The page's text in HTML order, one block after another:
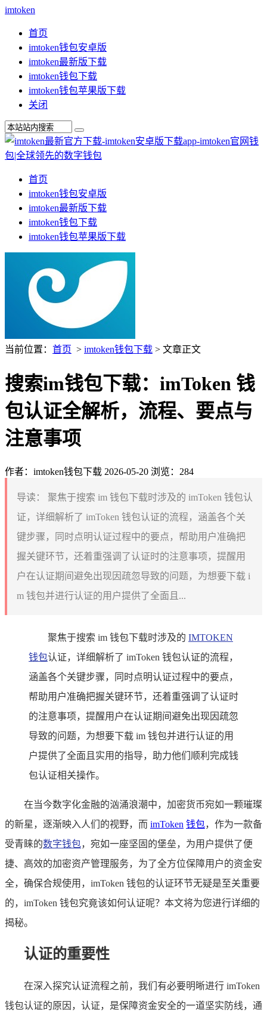
imtoken
首页
imtoken钱包安卓版
imtoken最新版下载
imtoken钱包下载
imtoken钱包苹果版下载
关闭
首页
imtoken钱包安卓版
imtoken最新版下载
imtoken钱包下载
imtoken钱包苹果版下载
当前位置： 首页 > imtoken钱包下载 > 文章正文
搜索im钱包下载：imToken 钱
包认证全解析，流程、要点与
注意事项
作者：imtoken钱包下载 2026-05-20 浏览：284
导读：
聚焦于搜索 im 钱包下载时涉及的 imToken 钱包认
证，详细解析了 imToken 钱包认证的流程，涵盖各个关
键步骤，同时点明认证过程中的要点，帮助用户准确把
握关键环节，还着重强调了认证时的注意事项，提醒用
户在认证期间避免出现因疏忽导致的问题，为想要下载 i
m 钱包并进行认证的用户提供了全面且...
聚焦于搜索 im 钱包下载时涉及的 IMTOKEN
钱包认证，详细解析了 imToken 钱包认证的流程，
涵盖各个关键步骤，同时点明认证过程中的要点，
帮助用户准确把握关键环节，还着重强调了认证时
的注意事项，提醒用户在认证期间避免出现因疏忽
导致的问题，为想要下载 im 钱包并进行认证的用
户提供了全面且实用的指导，助力他们顺利完成钱
包认证相关操作。
在当今数字化金融的汹涌浪潮中，加密货币宛如一颗璀璨
的新星，逐渐映入人们的视野，而 imToken 钱包，作为一款备
受青睐的数字钱包，宛如一座坚固的堡垒，为用户提供了便
捷、高效的加密资产管理服务，为了全方位保障用户的资金安
全，确保合规使用，imToken 钱包的认证环节无疑是至关重要
的，imToken 钱包究竟该如何认证呢？本文将为您进行详细的
揭秘。
认证的重要性
在深入探究认证流程之前，我们有必要明晰进行 imToken
钱包认证的原因，认证，是保障资金安全的一道坚实防线，通